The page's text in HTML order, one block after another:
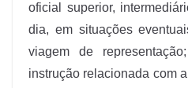
oficial superior,
dia, em situações
viagem de
instrução relacionada com